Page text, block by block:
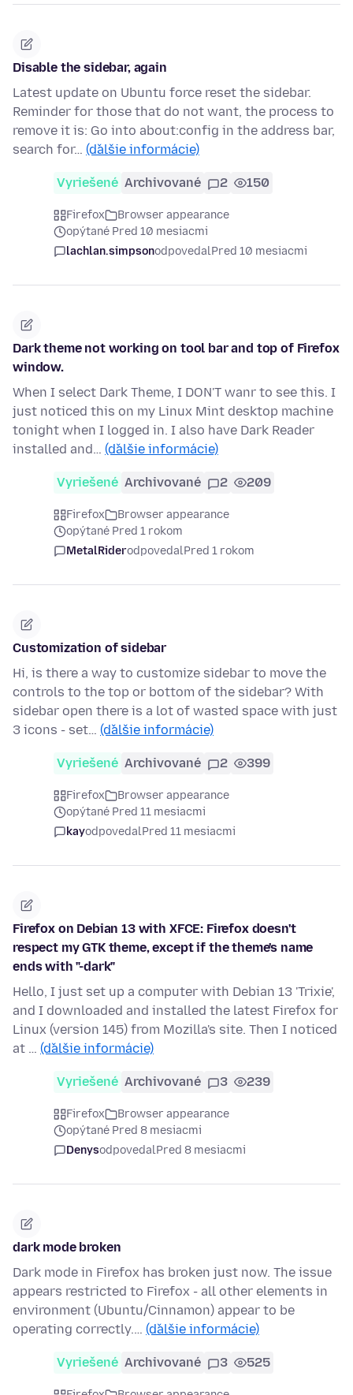
Disable the sidebar, again
Latest update on Ubuntu force reset the sidebar.
Reminder for those that do not want, the process to
remove it is: Go into about:config in the address bar,
search for… (ďalšie informácie)
Vyriešené Archivované 2 150
Firefox
Browser appearance
opýtané Pred 10 mesiacmi
lachlan.simpsonodpovedalPred 10 mesiacmi
Dark theme not working on tool bar and top of Firefox
window.
When I select Dark Theme, I DON'T wanr to see this. I
just noticed this on my Linux Mint desktop machine
tonight when I logged in. I also have Dark Reader
installed and… (ďalšie informácie)
Vyriešené Archivované 2 209
Firefox
Browser appearance
opýtané Pred 1 rokom
MetalRiderodpovedalPred 1 rokom
Customization of sidebar
Hi, is there a way to customize sidebar to move the
controls to the top or bottom of the sidebar? With
sidebar open there is a lot of wasted space with just
3 icons - set… (ďalšie informácie)
Vyriešené Archivované 2 399
Firefox
Browser appearance
opýtané Pred 11 mesiacmi
kayodpovedalPred 11 mesiacmi
Firefox on Debian 13 with XFCE: Firefox doesn't
respect my GTK theme, except if the theme's name
ends with "-dark"
Hello, I just set up a computer with Debian 13 'Trixie',
and I downloaded and installed the latest Firefox for
Linux (version 145) from Mozilla's site. Then I noticed
at … (ďalšie informácie)
Vyriešené Archivované 3 239
Firefox
Browser appearance
opýtané Pred 8 mesiacmi
DenysodpovedalPred 8 mesiacmi
dark mode broken
Dark mode in Firefox has broken just now. The issue
appears restricted to Firefox - all other elements in
environment (Ubuntu/Cinnamon) appear to be
operating correctly.… (ďalšie informácie)
Vyriešené Archivované 3 525